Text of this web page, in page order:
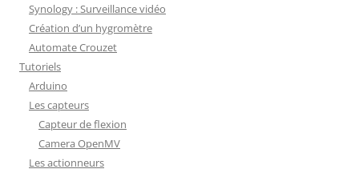
Synology : Surveillance vidéo
Création d’un hygromètre
Automate Crouzet
Tutoriels
Arduino
Les capteurs
Capteur de flexion
Camera OpenMV
Les actionneurs